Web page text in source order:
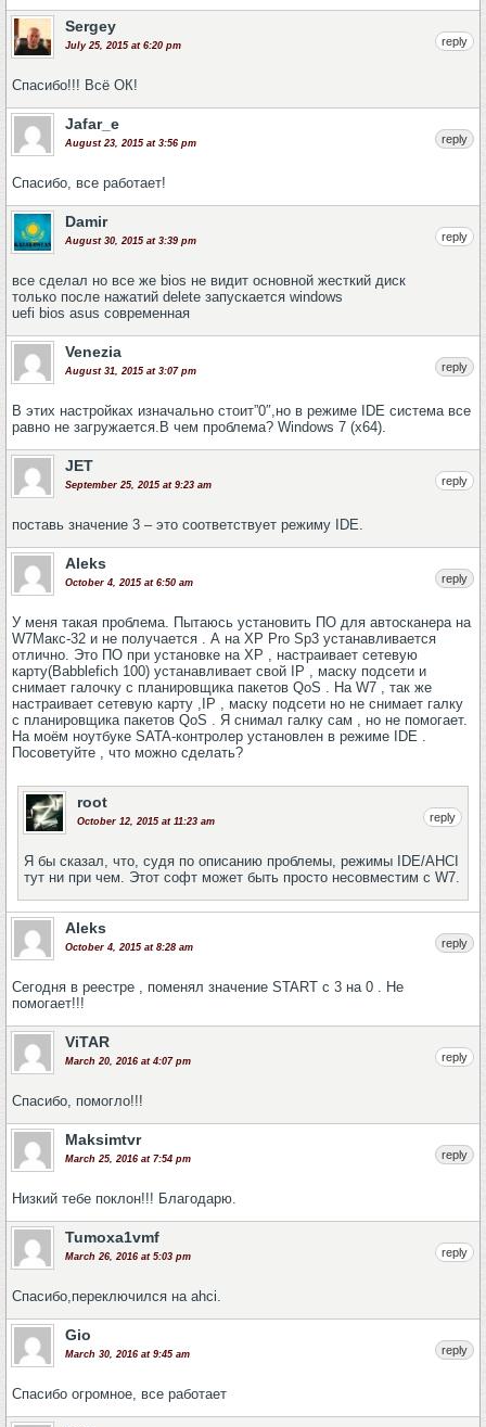
Sergey
July 25, 2015 at 6:20 pm
Спасибо!!! Всё ОК!
reply
Jafar_e
August 23, 2015 at 3:56 pm
Спасибо, все работает!
reply
Damir
August 30, 2015 at 3:39 pm
все сделал но все же bios не видит основной жесткий диск
только после нажатий delete запускается windows
uefi bios asus современная
reply
Venezia
August 31, 2015 at 3:07 pm
В этих настройках изначально стоит”0″,но в режиме IDE система все
равно не загружается.В чем проблема? Windows 7 (x64).
reply
JET
September 25, 2015 at 9:23 am
поставь значение 3 – это соответствует режиму IDE.
reply
Aleks
October 4, 2015 at 6:50 am
У меня такая проблема. Пытаюсь установить ПО для автосканера на
W7Макс-32 и не получается . А на ХР Pro Sp3 устанавливается
отлично. Это ПО при установке на ХР , настраивает сетевую
карту(Babblefich 100) устанавливает свой IP , маску подсети и
снимает галочку с планировщика пакетов QoS . На W7 , так же
настраивает сетевую карту ,IP , маску подсети но не снимает галку
с планировщика пакетов QoS . Я снимал галку сам , но не помогает.
На моём ноутбуке SATA-контролер установлен в режиме IDE .
Посоветуйте , что можно сделать?
reply
root
October 12, 2015 at 11:23 am
Я бы сказал, что, судя по описанию проблемы, режимы IDE/AHCI
тут ни при чем. Этот софт может быть просто несовместим с W7.
reply
Aleks
October 4, 2015 at 8:28 am
Сегодня в реестре , поменял значение START с 3 на 0 . Не
помогает!!!
reply
ViTAR
March 20, 2016 at 4:07 pm
Спасибо, помогло!!!
reply
Maksimtvr
March 25, 2016 at 7:54 pm
Низкий тебе поклон!!! Благодарю.
reply
Tumoxa1vmf
March 26, 2016 at 5:03 pm
Спасибо,переключился на ahci.
reply
Gio
March 30, 2016 at 9:45 am
Спасибо огромное, все работает
reply